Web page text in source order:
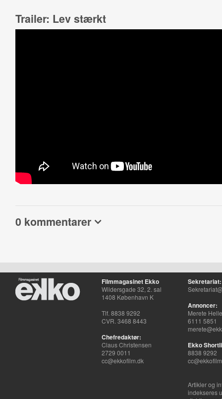
Trailer: Lev stærkt
0 kommentarer
Filmmagasinet Ekko
Wildersgade 32, 2. sal
1408 København K
Tlf. 8838 9292
CVR. 3468 8443
Chefredaktør:
Claus Christensen
2729 0011
cc@ekkofilm.dk
Sekretariat:
Annoncer:
Merete
6111 5851
Ekko
8838 9292
Artikler og
indekseres